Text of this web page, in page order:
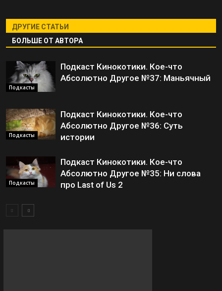
ДРУГИЕ СТАТЬИ
БОЛЬШЕ ОТ АВТОРА
Подкасты
Подкаст Кинокотики. Кое-что
Абсолютно Другое №37: Маньячный
Подкасты
Подкаст Кинокотики. Кое-что
Абсолютно Другое №36: Суть
истории
Подкасты
Подкаст Кинокотики. Кое-что
Абсолютно Другое №35: Ни слова
про Last of Us 2